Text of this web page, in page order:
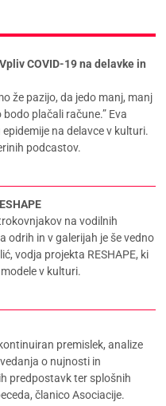
COVID-19 na delavke in
že pazijo, da jedo manj, manj
plačali račune.” Eva
na delavce v kulturi.
podcastov.
na vodilnih
odrih in v galerijah je še vedno
vodja projekta RESHAPE, ki
v kulturi.
premislek, analize
o nujnosti in
predpostavk ter splošnih
članico Asociacije.